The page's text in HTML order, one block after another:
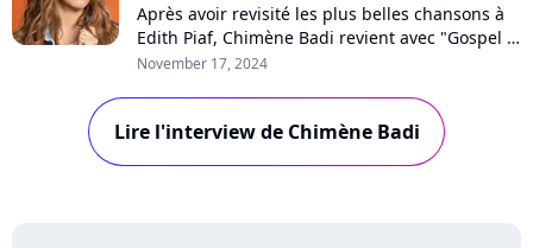
Après avoir revisité les plus belles chansons à
Edith Piaf, Chimène Badi revient avec "Gospel &
Soul, la voix et l'âme", un album concept mêlant
chanteuse, libre et épanouie, revendique suivre
son instinct : "On se bagarre pour défendre nos
November 17, 2024
Lire l'interview de Chimène Badi